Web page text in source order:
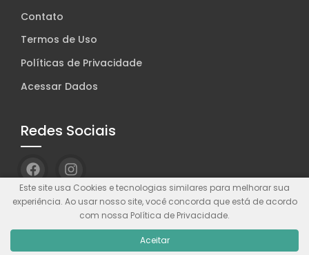
Contato
Termos de Uso
Políticas de Privacidade
Acessar Dados
Redes Sociais
Este site usa Cookies e tecnologias similares para melhorar sua
experiência. Ao usar nosso site, você concorda que está de acordo
com nossa Política de Privacidade.
Aceitar